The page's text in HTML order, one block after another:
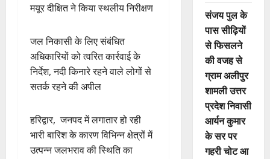
मयूर दीक्षित ने किया स्थलीय निरीक्षण
जल निकासी के लिए संबंधित
अधिकारियों को त्वरित कार्रवाई के
निर्देश, नदी किनारे रहने वाले लोगों से
सतर्क रहने की अपील
हरिद्वार, जनपद में लगातार हो रही
भारी बारिश के कारण विभिन्न क्षेत्रों में
उत्पन्न जलभराव की स्थिति का
संजय पुल के
पास सीढ़ियों
से फिसलने
की वजह से
ग्राम अलीपुर
शामली उत्तर
प्रदेश निवासी
आर्यन कुमार
के सर पर
गहरी चोट आ